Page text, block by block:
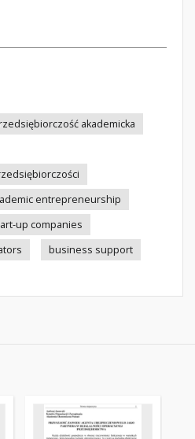
akademicka
entrepreneurship
up companies
business support